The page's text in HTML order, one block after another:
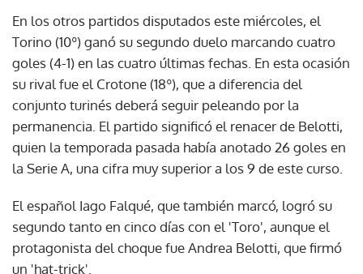
En los otros partidos disputados este miércoles, el
Torino (10º) ganó su segundo duelo marcando cuatro
goles (4-1) en las cuatro últimas fechas. En esta ocasión
su rival fue el Crotone (18º), que a diferencia del
conjunto turinés deberá seguir peleando por la
permanencia. El partido significó el renacer de Belotti,
quien la temporada pasada había anotado 26 goles en
la Serie A, una cifra muy superior a los 9 de este curso.
El español Iago Falqué, que también marcó, logró su
segundo tanto en cinco días con el 'Toro', aunque el
protagonista del choque fue Andrea Belotti, que firmó
un 'hat-trick'.